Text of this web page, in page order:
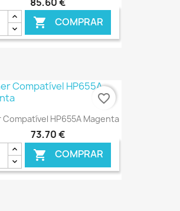
 COMPRAR
€ ONLINE
Compatível HP655A Magenta
73,70 €
 COMPRAR
favorite_border